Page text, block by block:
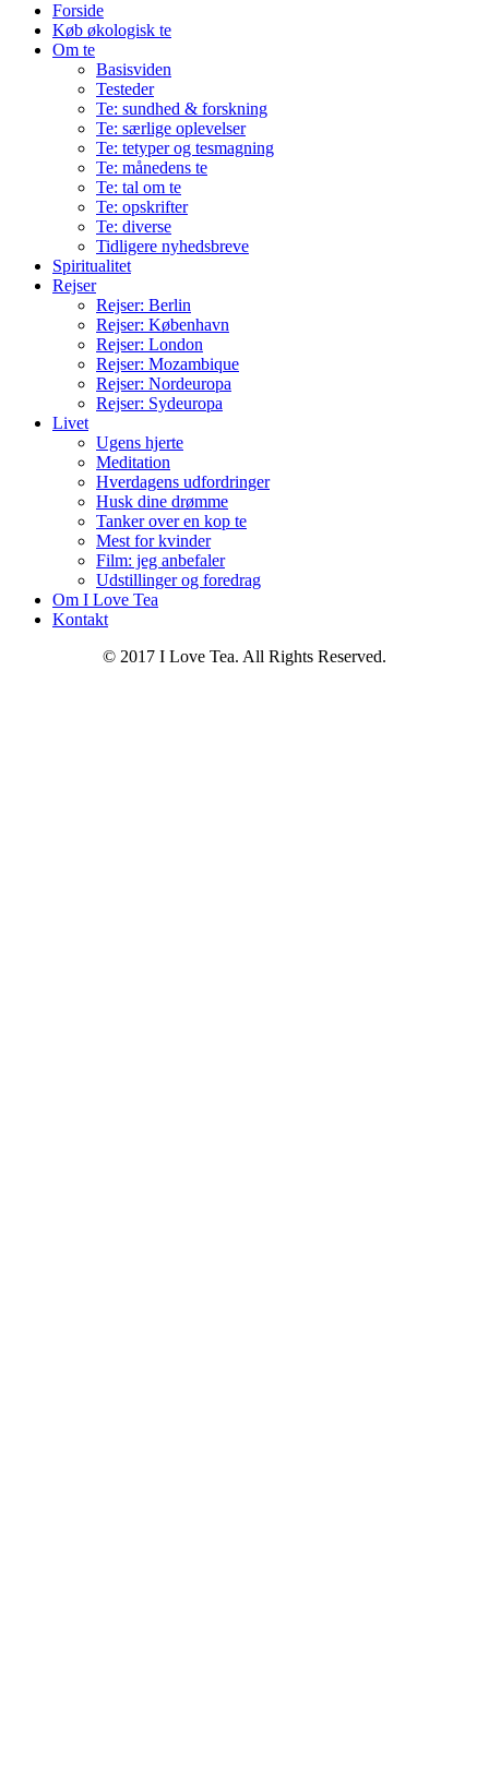
Forside
Køb økologisk te
Om te
Basisviden
Testeder
Te: sundhed & forskning
Te: særlige oplevelser
Te: tetyper og tesmagning
Te: månedens te
Te: tal om te
Te: opskrifter
Te: diverse
Tidligere nyhedsbreve
Spiritualitet
Rejser
Rejser: Berlin
Rejser: København
Rejser: London
Rejser: Mozambique
Rejser: Nordeuropa
Rejser: Sydeuropa
Livet
Ugens hjerte
Meditation
Hverdagens udfordringer
Husk dine drømme
Tanker over en kop te
Mest for kvinder
Film: jeg anbefaler
Udstillinger og foredrag
Om I Love Tea
Kontakt
© 2017 I Love Tea. All Rights Reserved.